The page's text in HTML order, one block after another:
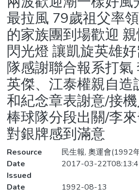
Statistics
最拉風 79歲祖父率
的家族團到場歡迎 親
閃光燈 讓凱旋英雄
隊感謝聯合報系打氣
英傑、江泰權親自造
和紀念章表謝意/接
棒球隊分段出關/李
對銀牌感到滿意
Resource
民生報, 奧運會(1992
Date
Issued
2017-03-
Date
1992-08-13